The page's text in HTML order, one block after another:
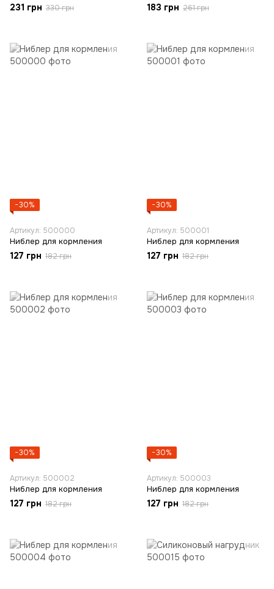
231 грн 330 грн 183 грн 261 грн
−30%
Артикул: 500000
Ниблер для кормления
127 грн 182 грн
−30%
Артикул: 500001
Ниблер для кормления
127 грн 182 грн
−30%
Артикул: 500002
Ниблер для кормления
127 грн 182 грн
−30%
Артикул: 500003
Ниблер для кормления
127 грн 182 грн